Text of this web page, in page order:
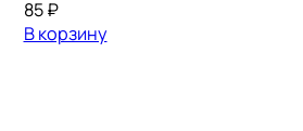
85₽
В корзину